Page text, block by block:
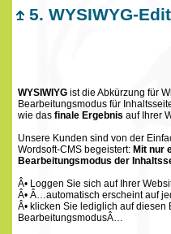
5. WYSIWYG-
WYSIWIYG ist die Abkürzung für
Bearbeitungsmodus für
wie das finale Ergebnis auf Ihrer
Unsere Kunden sind von der
Wordsoft-CMS begeistert: Mit nur
Bearbeitungsmodus der
Â• Loggen Sie sich auf Ihrer
Â• Â…automatisch erscheint auf
Â• klicken Sie lediglich auf
BearbeitungsmodusÂ…